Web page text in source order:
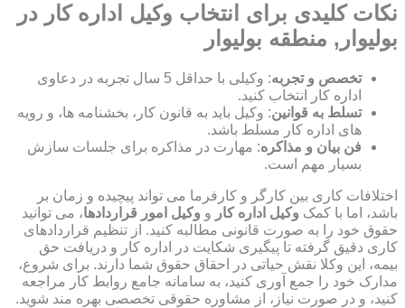
نکات کلیدی برای انتخاب وکیل اداره کار در
بولیوار, منطقه بولیوار
تخصص و تجربه
: وکیلی با حداقل 5 سال تجربه در دعاوی
اداره کار انتخاب کنید.
تسلط به قوانین: وکیل باید به قانون کار، بخشنامه ها، و رویه
های اداره کار مسلط باشد.
فن بیان و مذاکره: مهارت در مذاکره برای جلسات سازش
بسیار مهم است.
اختلافات کاری بین کارگر و کارفرما می تواند پیچیده و زمان بر
باشد، اما با کمک وکیل اداره کار و وکیل امور قراردادها، می توانید
حقوق خود را به صورت قانونی مطالبه کنید. از تنظیم قراردادهای
کاری دقیق گرفته تا پیگیری شکایت در اداره کار و دریافت حق
بیمه، این وکلا نقش حیاتی در احقاق حقوق شما دارند. برای شروع،
مدارک خود را جمع آوری کنید، به سامانه جامع روابط کار مراجعه
کنید، و در صورت نیاز، از مشاوره حقوقی تخصصی بهره مند شوید.